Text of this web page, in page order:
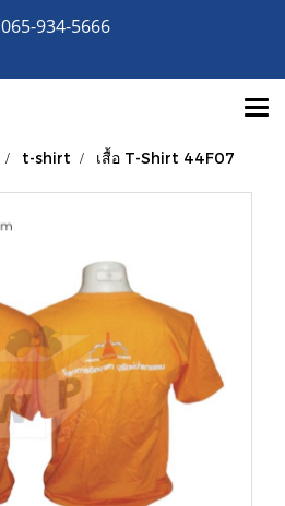
065-934-5666
t-shirt เสื้อ T-Shirt 44F07